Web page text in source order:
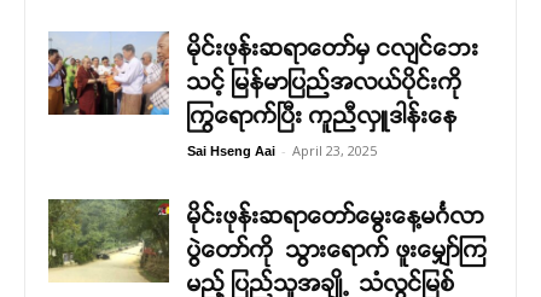
မိုင်းဖုန်းဆရာတော်မှ ငလျင်ဘေး
သင့် မြန်မာပြည်အလယ်ပိုင်းကို
ကြွရောက်ပြီး ကူညီလှူဒါန်းနေ
Sai Hseng Aai - April 23, 2025
မိုင်းဖုန်းဆရာတော်မွေးနေ့မင်္ဂလာ
ပွဲတော်ကို သွားရောက် ဖူးမျှော်ကြ
မည့် ပြည်သူအချို့ သံလွင်မြစ်